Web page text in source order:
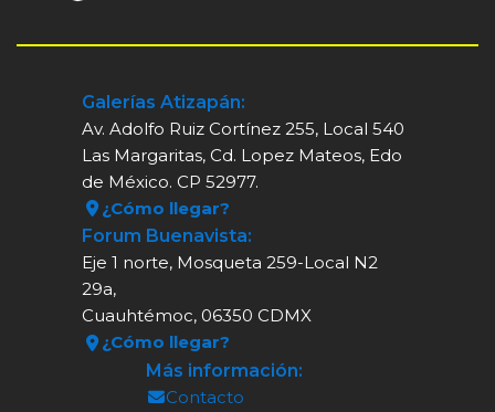
Galerías Atizapán:
Av. Adolfo Ruiz Cortínez 255, Local 540
Las Margaritas, Cd. Lopez Mateos, Edo
de México. CP 52977.
¿Cómo llegar?
Forum Buenavista:
Eje 1 norte, Mosqueta 259-Local N2
29a,
Cuauhtémoc, 06350 CDMX
¿Cómo llegar?
Más información:
Contacto